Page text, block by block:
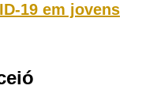
19 em jovens